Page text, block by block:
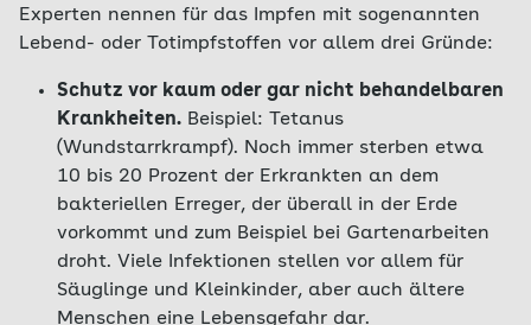
Experten nennen für das Impfen mit sogenannten
Lebend- oder Totimpfstoffen vor allem drei Gründe:
Schutz vor kaum oder gar nicht behandelbaren
Krankheiten. Beispiel: Tetanus
(Wundstarrkrampf). Noch immer sterben etwa
10 bis 20 Prozent der Erkrankten an dem
bakteriellen Erreger, der überall in der Erde
vorkommt und zum Beispiel bei Gartenarbeiten
droht. Viele Infektionen stellen vor allem für
Säuglinge und Kleinkinder, aber auch ältere
Menschen eine Lebensgefahr dar.